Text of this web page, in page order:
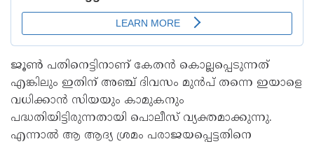
ജൂൺ പതിനെട്ടിനാണ് കേതൻ കൊല്ലപ്പെടുന്നത്
എങ്കിലും ഇതിന് അഞ്ച് ദിവസം മുൻപ് തന്നെ ഇയാളെ
വധിക്കാൻ സിയയും കാമുകനും
പദ്ധതിയിട്ടിരുന്നതായി പൊലീസ് വ്യക്തമാക്കുന്നു.
എന്നാൽ ആ ആദ്യ ശ്രമം പരാജയപ്പെട്ടതിനെ